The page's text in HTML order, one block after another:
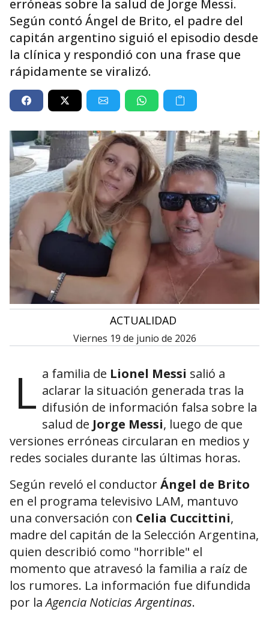
erróneas sobre la salud de Jorge Messi.
Según contó Ángel de Brito, el padre del
capitán argentino siguió el episodio desde
la clínica y respondió con una frase que
rápidamente se viralizó.
ACTUALIDAD
viernes 19 de junio de 2026
L a familia de Lionel Messi salió a
aclarar la situación generada tras la
difusión de información falsa sobre la
salud de Jorge Messi, luego de que
versiones erróneas circularan en medios y
redes sociales durante las últimas horas.
Según reveló el conductorÁngel de Brito
en el programa televisivo LAM, mantuvo
una conversación con Celia Cuccittini,
madre del capitán de la Selección Argentina,
quien describió como "horrible" el
momento que atravesó la familia a raíz de
los rumores. La información fue difundida
por laAgencia Noticias Argentinas.